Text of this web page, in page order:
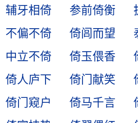
辅牙相倚
参前倚衡
不偏不倚
倚闾而望
中立不倚
倚玉偎香
倚人庐下
倚门献笑
倚门窥户
倚马千言